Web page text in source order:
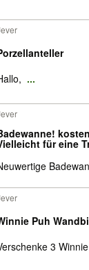
...
für eine
Puh
3